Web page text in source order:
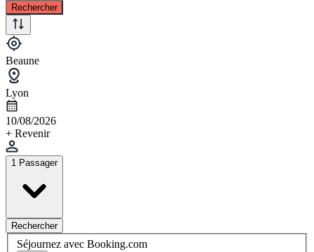
Rechercher
Beaune
Lyon
10/08/2026
+ Revenir
1 Passager
Rechercher
Séjournez avec Booking.com